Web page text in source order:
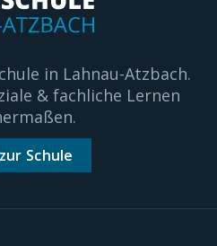
in Lahnau-Atzbach.
& fachliche Lernen
Schule